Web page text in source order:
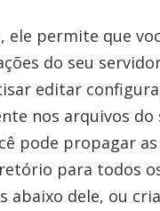
ele permite que
do seu
editar
nos arquivos do
pode propagar
para todos
abaixo dele, ou